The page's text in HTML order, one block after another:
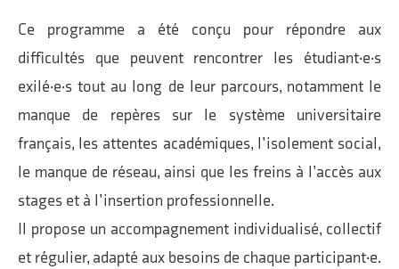
Ce programme a été conçu pour répondre aux
difficultés que peuvent rencontrer les étudiant·e·s
exilé·e·s tout au long de leur parcours, notamment le
manque de repères sur le système universitaire
français, les attentes académiques, l’isolement social,
le manque de réseau, ainsi que les freins à l’accès aux
stages et à l’insertion professionnelle.
Il propose un accompagnement individualisé, collectif
et régulier, adapté aux besoins de chaque participant·e.